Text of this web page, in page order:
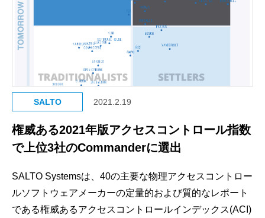
SALTO 2021.2.19
権威ある2021年版アクセスコントロール指数
で上位3社のCommanderに選出
SALTO Systemsは、40の主要な物理アクセスコントロー
ルソフトウェアメーカーの定量的および質的なレポート
である権威あるアクセスコントロールインデックス(ACI)